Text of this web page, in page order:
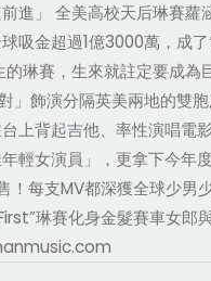
進」 全美高校天后琳賽蘿
吸金超過1億3000萬，成
琳賽，生來就註定要成
飾演分隔英美兩地的雙
上背起吉他、率性演唱
輕女演員」，更拿下今
每支MV都深獲全球少男
琳賽化身金髮賽車女